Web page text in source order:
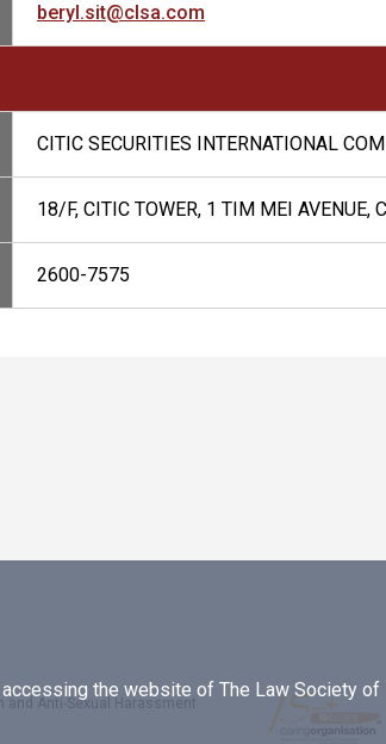
beryl.sit@clsa.com
CITIC SECURITIES INTERNATIONAL
18/F, CITIC TOWER, 1 TIM MEI AVENUE,
2600-7575
the website of The Law Society
and Anti-Sexual Harassment